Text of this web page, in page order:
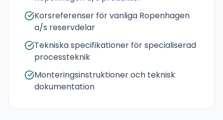
Korsreferenser för vanliga Ropenhagen
a/s reservdelar
Tekniska specifikationer för specialiserad
processteknik
Monteringsinstruktioner och teknisk
dokumentation